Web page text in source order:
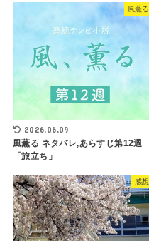
風薫る
2026.06.09
風薫る ネタバレ,あらすじ第12週
「旅立ち」
感想